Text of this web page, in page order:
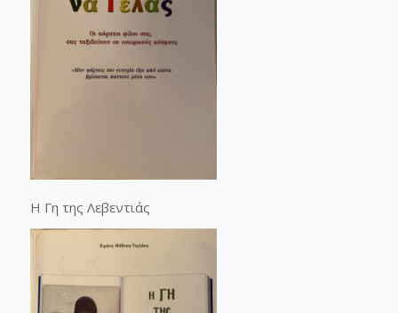
Η Γη της Λεβεντιάς